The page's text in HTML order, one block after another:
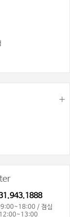
/ 점심
12:00~13:00